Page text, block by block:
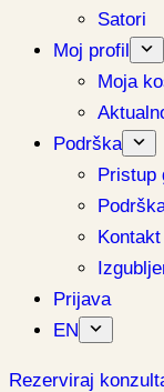
Satori
Moj profil
Moja
Podrška
Pristup
Kontakt
Prijava
EN
Rezerviraj